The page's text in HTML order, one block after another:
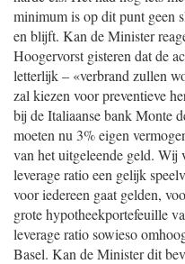
minimum is op dit punt geen
en blijft. Kan de Minister
Hoogervorst gisteren dat de
letterlijk – «verbrand zullen
zal kiezen voor preventieve
bij de Italiaanse bank Monte
moeten nu 3% eigen
van het uitgeleende geld. Wij
leverage ratio een gelijk
voor iedereen gaat gelden,
grote hypotheekportefeuille
leverage ratio sowieso
Basel. Kan de Minister dit